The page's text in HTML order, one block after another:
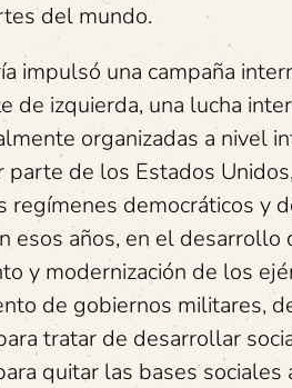
del mundo.
impulsó una campaña
de izquierda, una lucha
organizadas a nivel
parte de los Estados
regímenes democráticos y
esos años, en el
y modernización de los
de gobiernos militares,
tratar de desarrollar
quitar las bases